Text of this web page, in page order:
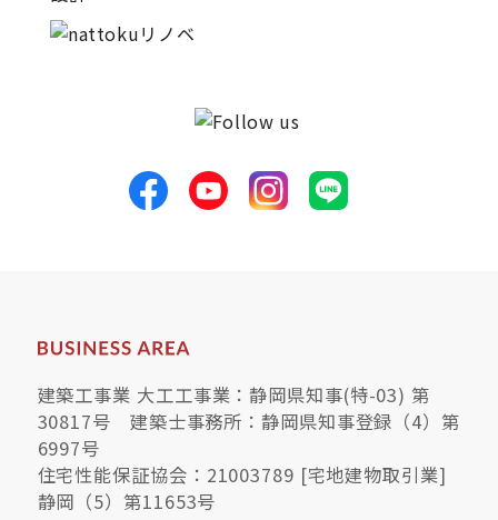
建築工事業 大工工事業：静岡県知事(特-03) 第
30817号 建築士事務所：静岡県知事登録（4）第
6997号
住宅性能保証協会：21003789 [宅地建物取引業]
静岡（5）第11653号